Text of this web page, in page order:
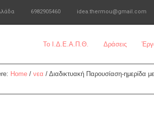
6982905460 idea.thermou@gmail.com
Το Ι.Δ.Ε.Α.Π.Θ. Δράσεις
Home / νεα / Διαδικτυακή Παρουσίαση-ημερίδα